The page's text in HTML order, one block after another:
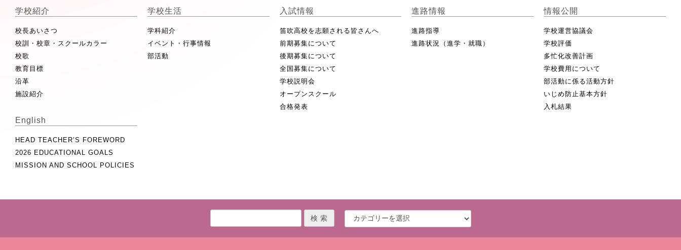
学校紹介
校長あいさつ
校訓・校章・スクールカラー
校歌
教育目標
沿革
施設紹介
学校生活
学科紹介
イベント・行事情報
部活動
入試情報
笛吹高校を志願される皆さんへ
前期募集について
後期募集について
全国募集について
学校説明会
オープンスクール
合格発表
進路情報
進路指導
進路状況（進学・就職）
情報公開
学校運営協議会
学校評価
多忙化改善計画
学校費用について
部活動に係る活動方針
いじめ防止基本方針
入札結果
English
HEAD TEACHER’S FOREWORD
2026 EDUCATIONAL GOALS
MISSION AND SCHOOL POLICIES